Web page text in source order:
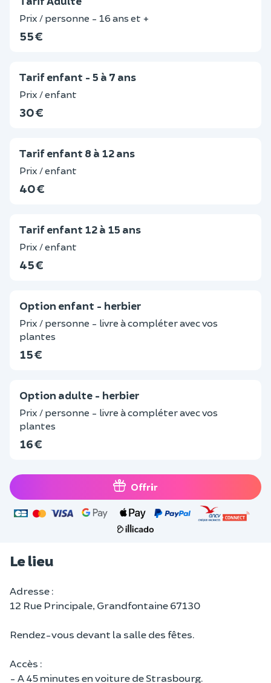
Prix / personne - 16 ans et +
55 €
Tarif enfant - 5 à 7 ans
Prix / enfant
30 €
Tarif enfant 8 à 12 ans
Prix / enfant
40 €
Tarif enfant 12 à 15 ans
Prix / enfant
45 €
Option enfant - herbier
Prix / personne - livre à compléter avec vos
plantes
15 €
Option adulte - herbier
Prix / personne - livre à compléter avec vos
plantes
16 €
Offrir
Le lieu
Adresse :
12 Rue Principale, Grandfontaine 67130
Rendez-vous devant la salle des fêtes.
Accès :
- A 45 minutes en voiture de Strasbourg.